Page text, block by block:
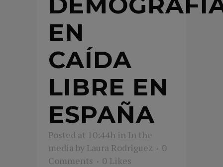
EN
CAÍDA
LIBRE EN
ESPAÑA
Posted at 10:44h in In the
media by Laura Rodriguez
0
Comments
0 Likes